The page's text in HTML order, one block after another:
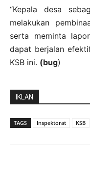
“Kepala desa
melakukan
serta meminta
dapat berjalan
KSB ini. (bug)
IKLAN
TAGS Inspektorat KSB